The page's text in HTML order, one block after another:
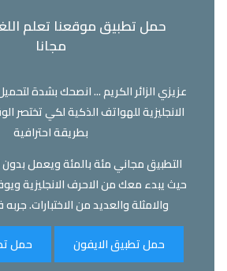
حمل تطبيق موقعنا تعلم
مجانا
عزيزي الزائر الكريم ... انصحك بشدة
الانجليزية للهواتف الذكية لكي تختصر
بطريقة احترافية
التطبيق مجاني مئة بالمئة ويعمل
حيث يبدء معك من الاحرف الانجليزية
والامثلة والعديد من الاختبارات.
حمل تطبيق الايفون
حمل